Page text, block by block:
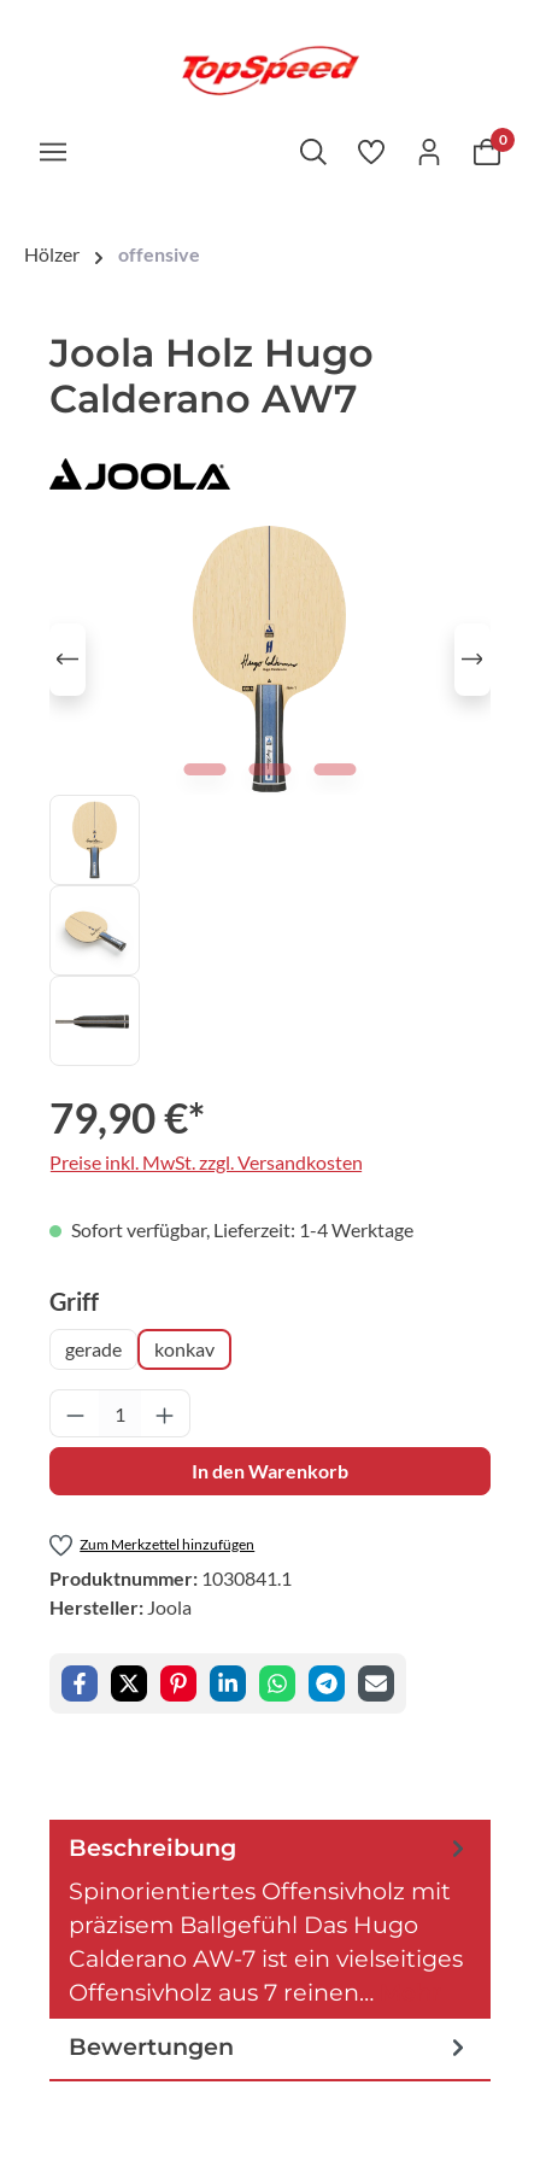
0
Hölzer offensive
Joola Holz Hugo
Calderano AW7
Bildergalerie überspringen
79,90 €*
Preise inkl. MwSt. zzgl. Versandkosten
Sofort verfügbar, Lieferzeit: 1-4 Werktage
Griffauswählen
gerade konkav
Produkt Anzahl: Gib den gewünschten
In den Warenkorb
Zum Merkzettel hinzufügen
Produktnummer: 1030841.1
Hersteller: Joola
Beschreibung
Spinorientiertes Offensivholz mit
präzisem Ballgefühl Das Hugo
Calderano AW-7 ist ein vielseitiges
Offensivholz aus 7 reinen…
Bewertungen